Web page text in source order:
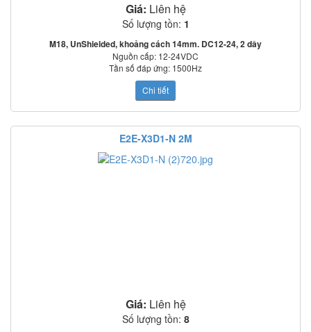
Giá: Liên hệ
Số lượng tồn: 1
M18, UnShielded, khoảng cách 14mm. DC12-24, 2 dây
Nguồn cấp: 12-24VDC
Tần số đáp ứng: 1500Hz
Mạch bảo vệ: Ngược cực cấp nguồn, quá áp tức thời, ngắn mạch ngõ ra
Nhiệt độ làm việc: -25
Tiêu chuẩn: IEC60529: IP67
Chi tiết
E2E-X3D1-N 2M
Giá: Liên hệ
Số lượng tồn: 8